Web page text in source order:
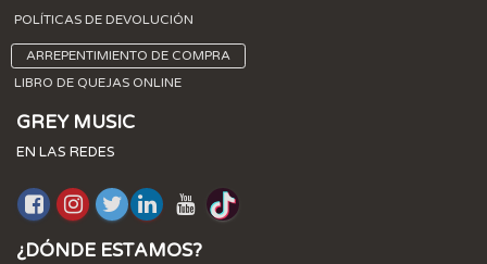
POLÍTICAS DE DEVOLUCIÓN
ARREPENTIMIENTO DE COMPRA
LIBRO DE QUEJAS ONLINE
GREY MUSIC
EN LAS REDES
¿DÓNDE ESTAMOS?